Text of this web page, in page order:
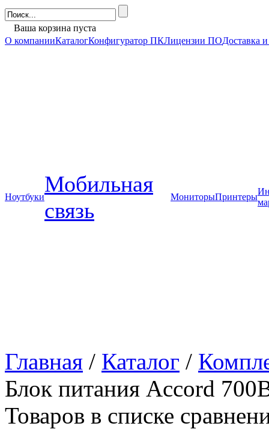
Ваша корзина пуста
О компанииКаталогКонфигуратор ПКЛицензии ПОДоставка
Ноутбуки
Мобильная
связь
МониторыПринтеры
Главная / Каталог /
Блок питания Accord
Товаров в списке